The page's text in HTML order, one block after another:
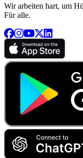
Wir arbeiten hart, um
Für alle.